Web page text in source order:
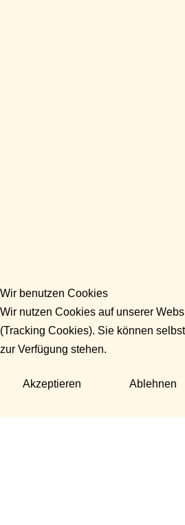
Wir benutzen Cookies
Wir nutzen Cookies auf unserer
(Tracking Cookies). Sie können
zur Verfügung stehen.
Akzeptieren Ablehnen